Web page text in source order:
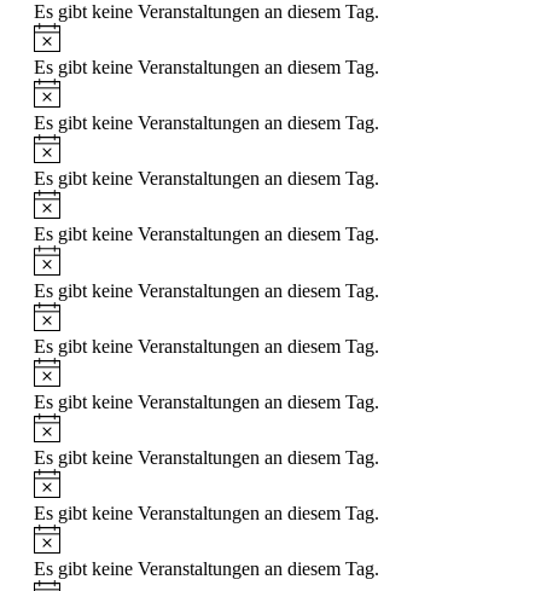
Es gibt keine Veranstaltungen an diesem Tag.
Hinweis
Es gibt keine Veranstaltungen an diesem Tag.
Hinweis
Es gibt keine Veranstaltungen an diesem Tag.
Hinweis
Es gibt keine Veranstaltungen an diesem Tag.
Hinweis
Es gibt keine Veranstaltungen an diesem Tag.
Hinweis
Es gibt keine Veranstaltungen an diesem Tag.
Hinweis
Es gibt keine Veranstaltungen an diesem Tag.
Hinweis
Es gibt keine Veranstaltungen an diesem Tag.
Hinweis
Es gibt keine Veranstaltungen an diesem Tag.
Hinweis
Es gibt keine Veranstaltungen an diesem Tag.
Hinweis
Es gibt keine Veranstaltungen an diesem Tag.